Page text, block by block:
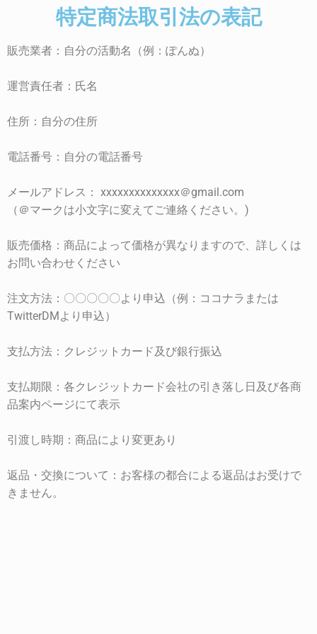
特定商法取引法の表記
販売業者： 自分の活動名（例：ぽんぬ）
運営責任者： 氏名
住所： 自分の住所
電話番号： 自分の電話番号
メールアドレス： xxxxxxxxxxxxxx＠gmail.com
（＠マークは小文字に変えてご連絡ください。)
販売価格：商品によって価格が異なりますので、詳しくは
お問い合わせください
注文方法： 〇〇〇〇〇より申込（例：ココナラまたは
TwitterDMより申込）
支払方法：クレジットカード及び銀行振込
支払期限：各クレジットカード会社の引き落し日及び各商
品案内ページにて表示
引渡し時期：商品により変更あり
返品・交換について：お客様の都合による返品はお受けで
きません。